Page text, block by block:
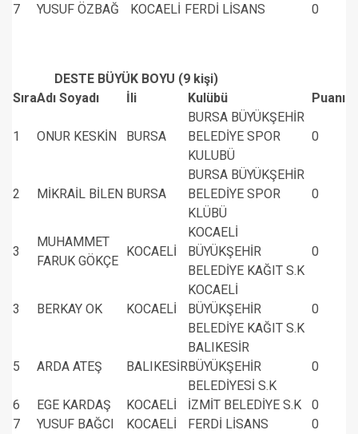
7 YUSUF ÖZBAĞ KOCAELİ FERDİ LİSANS 0
DESTE BÜYÜK BOYU (9 kişi)
SıraAdı Soyadı İli Kulübü Puanı
1 ONUR KESKİN BURSA
BURSA BÜYÜKŞEHİR
BELEDİYE SPOR
KULUBÜ
0
2 MİKRAİL BİLEN BURSA
BURSA BÜYÜKŞEHİR
BELEDİYE SPOR
KLÜBÜ
0
3
MUHAMMET
FARUK GÖKÇE
KOCAELİ
KOCAELİ
BÜYÜKŞEHİR
BELEDİYE KAĞIT S.K
0
3 BERKAY OK KOCAELİ
KOCAELİ
BÜYÜKŞEHİR
BELEDİYE KAĞIT S.K
0
5 ARDA ATEŞ BALIKESİR
BALIKESİR
BÜYÜKŞEHİR
BELEDİYESİ S.K
0
6 EGE KARDAŞ KOCAELİ İZMİT BELEDİYE S.K
0
7
YUSUF BAĞCI KOCAELİ FERDİ LİSANS 0